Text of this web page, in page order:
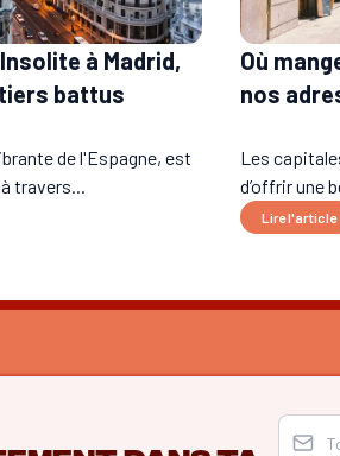
à Madrid,
battus
de l'Espagne, est
travers...
Où
nos
Les
d’offrir une
Lire l'article